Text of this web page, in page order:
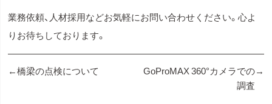
業務依頼、人材採用などお気軽にお問い合わせください。心よ
りお待ちしております。
投
GoProMAX 360°カメラでの
調査
橋梁の点検について